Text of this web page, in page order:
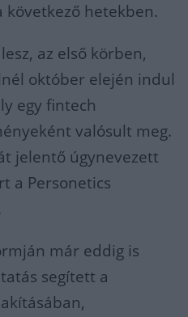
következő hetekben.
az első körben,
október elején indul
egy fintech
valósult meg.
jelentő úgynevezett
a Personetics
már eddig is
segített a